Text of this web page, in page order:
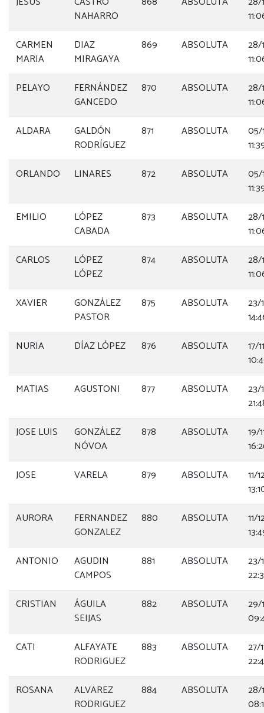
NAHARRO
CARMEN
MARIA
DIAZ
MIRAGAYA
869 ABSOLUTA
28/
PELAYO
FERNÁNDEZ
GANCEDO
870 ABSOLUTA
28/
ALDARA
GALDÓN
RODRÍGUEZ
871 ABSOLUTA
05/
ORLANDO
LINARES 872 ABSOLUTA
05/
EMILIO
LÓPEZ
CABADA
873 ABSOLUTA
28/
CARLOS
LÓPEZ
LÓPEZ
874 ABSOLUTA
28/
XAVIER
GONZÁLEZ
PASTOR
875 ABSOLUTA
23/
NURIA
DÍAZ LÓPEZ 876 ABSOLUTA
17/
MATIAS
AGUSTONI 877 ABSOLUTA
23/
JOSE LUIS
GONZÁLEZ
NÓVOA
878 ABSOLUTA
19/
JOSE
VARELA 879 ABSOLUTA
11/
AURORA
FERNANDEZ
GONZALEZ
880 ABSOLUTA
11/
ANTONIO
AGUDIN
CAMPOS
881 ABSOLUTA
23/
CRISTIAN
ÁGUILA
SEIJAS
882 ABSOLUTA
29/
CATI
ALFAYATE
RODRIGUEZ
883 ABSOLUTA
27/
ROSANA
ALVAREZ
RODRIGUEZ
884 ABSOLUTA
28/